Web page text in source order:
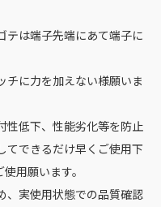
テは端子先端にあて端子に
チに力を加えない様願いま
性低下、性能劣化等を防止
てできるだけ早くご使用下
用願います。
、実使用状態での品質確認